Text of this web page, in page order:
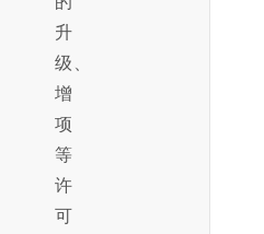
升
级、
增
项
等
许
可